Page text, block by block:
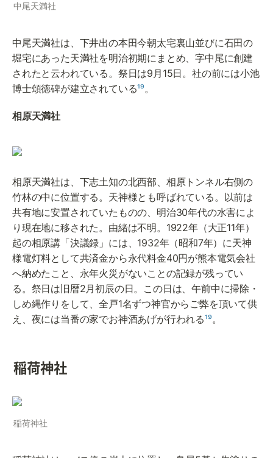
中尾天満社
中尾天満社は、下井出の本田今朝太宅裏山並びに石田の
堀宅にあった天満社を明治初期にまとめ、字中尾に創建
されたと云われている。祭日は9月15日。社の前には小池
博士頌徳碑が建立されている¹⁹。
相原天満社
相原天満社は、下志土知の北西部、相原トンネル右側の
竹林の中に位置する。天神様とも呼ばれている。以前は
共有地に安置されていたものの、明治30年代の水害によ
り現在地に移された。由緒は不明。1922年（大正11年）
起の相原講「決議録」には、1932年（昭和7年）に天神
様電灯料として共済金から永代料金40円が熊本電気会社
へ納めたこと、永年火災がないことの記録が残ってい
る。祭日は旧暦2月初辰の日。この日は、午前中に掃除・
しめ縄作りをして、全戸1名ずつ神官からご弊を頂いて供
え、夜には当番の家でお神酒あげが行われる¹⁹。
稲荷神社
稲荷神社